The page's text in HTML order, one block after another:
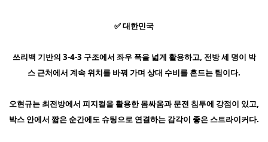
✅ 대한민국
쓰리백 기반의 3-4-3 구조에서 좌우 폭을 넓게 활용하고, 전방 세 명이 박
스 근처에서 계속 위치를 바꿔 가며 상대 수비를 흔드는 팀이다.
오현규는 최전방에서 피지컬을 활용한 몸싸움과 문전 침투에 강점이 있고,
박스 안에서 짧은 순간에도 슈팅으로 연결하는 감각이 좋은 스트라이커다.